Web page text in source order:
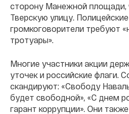
сторону Манежной площади,
Тверскую улицу.
громкоговорители требуют
тротуары».
Многие участники акции
уточек и российские флаги.
скандируют: «Свободу
будет свободной», «С днем
гарант коррупции». Они